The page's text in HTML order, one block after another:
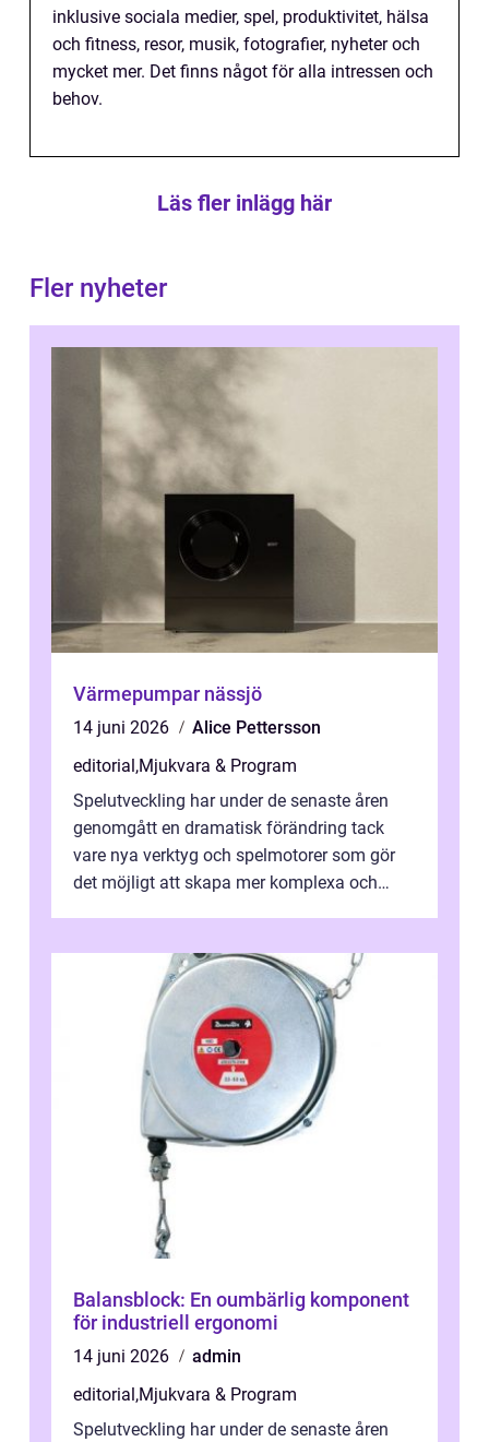
inklusive sociala medier, spel, produktivitet, hälsa
och fitness, resor, musik, fotografier, nyheter och
mycket mer. Det finns något för alla intressen och
behov.
Läs fler inlägg här
Fler nyheter
Värmepumpar nässjö
14 juni 2026
Alice Pettersson
editorial ,Mjukvara & Program
Spelutveckling har under de senaste åren
genomgått en dramatisk förändring tack
vare nya verktyg och spelmotorer som gör
det möjligt att skapa mer komplexa och
Balansblock: En oumbärlig komponent
för industriell ergonomi
14 juni 2026
admin
editorial ,Mjukvara & Program
Spelutveckling har under de senaste åren